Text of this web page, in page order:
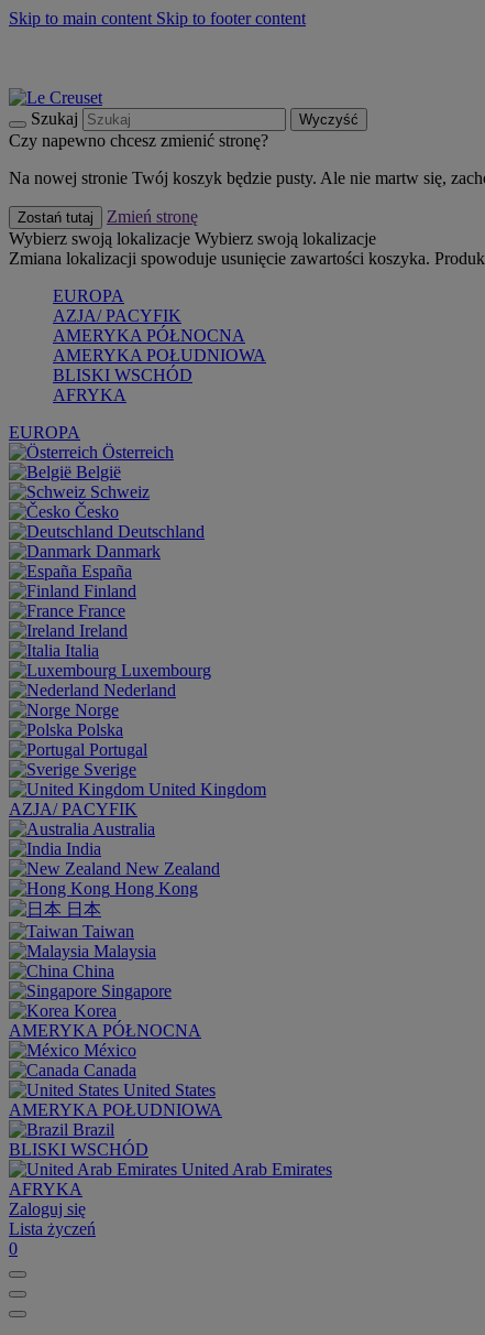
Skip to main content Skip to footer content
Szukaj Wyczyść
Czy napewno chcesz zmienić stronę?
Na nowej stronie Twój koszyk będzie pusty. Ale nie martw się,
Zostań tutaj
Zmień stronę
Wybierz swoją lokalizacje Wybierz swoją lokalizacje
Zmiana lokalizacji spowoduje usunięcie zawartości koszyka.
EUROPA
AZJA/ PACYFIK
AMERYKA PÓŁNOCNA
AMERYKA POŁUDNIOWA
BLISKI WSCHÓD
AFRYKA
EUROPA
Österreich
België
Schweiz
Česko
Deutschland
Danmark
España
Finland
France
Ireland
Italia
Luxembourg
Nederland
Norge
Polska
Portugal
Sverige
United Kingdom
AZJA/ PACYFIK
Australia
India
New Zealand
Hong Kong
日本
Taiwan
Malaysia
China
Singapore
Korea
AMERYKA PÓŁNOCNA
México
Canada
United States
AMERYKA POŁUDNIOWA
Brazil
BLISKI WSCHÓD
United Arab Emirates
AFRYKA
Zaloguj się
Lista życzeń
0